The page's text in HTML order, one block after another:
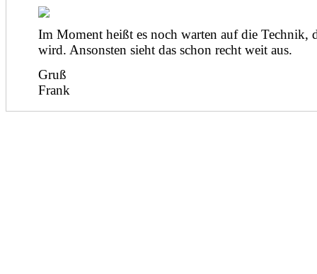
Im Moment heißt es noch warten auf die Technik,
wird. Ansonsten sieht das schon recht weit aus.
Gruß
Frank